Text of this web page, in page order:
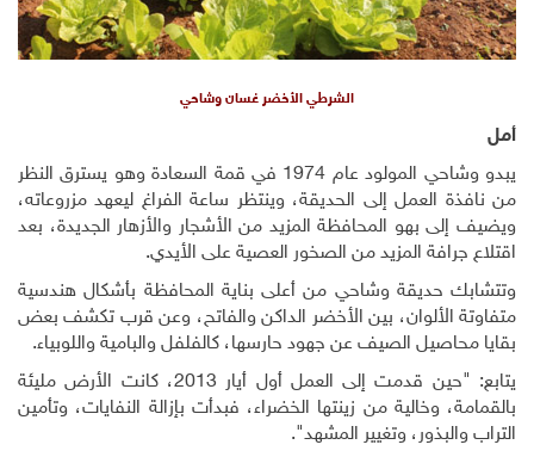
الشرطي الأخضر غسان وشاحي
أمل
يبدو وشاحي المولود عام 1974 في قمة السعادة وهو يسترق النظر
من نافذة العمل إلى الحديقة، وينتظر ساعة الفراغ ليعهد مزروعاته،
ويضيف إلى بهو المحافظة المزيد من الأشجار والأزهار الجديدة، بعد
اقتلاع جرافة المزيد من الصخور العصية على الأيدي.
وتتشابك حديقة وشاحي من أعلى بناية المحافظة بأشكال هندسية
متفاوتة الألوان، بين الأخضر الداكن والفاتح، وعن قرب تكشف بعض
بقايا محاصيل الصيف عن جهود حارسها، كالفلفل والبامية واللوبياء.
يتابع: "حين قدمت إلى العمل أول أيار 2013، كانت الأرض مليئة
بالقمامة، وخالية من زينتها الخضراء، فبدأت بإزالة النفايات، وتأمين
التراب والبذور، وتغيير المشهد."